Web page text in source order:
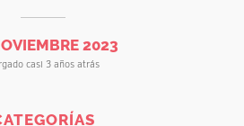
2023
casi 3 años atrás